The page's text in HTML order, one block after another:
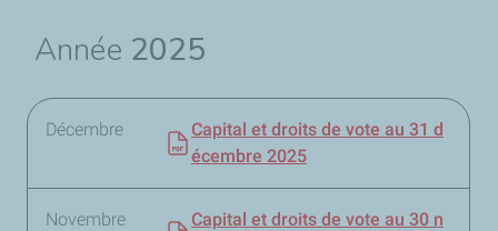
Année 2025
Décembre
Capital et droits de vote au 31 d
écembre 2025
Novembre
Capital et droits de vote au 30 n